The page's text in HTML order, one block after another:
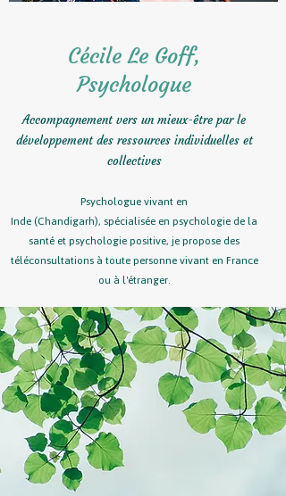
Cécile Le Goff,
Psychologue
Accompagnement vers un mieux-être par le
développement des ressources individuelles et
collectives
Psychologue vivant en
Inde (Chandigarh), spécialisée en psychologie de la
santé et psychologie positive, je propose des
téléconsultations à toute personne vivant en France
ou à l'étranger.